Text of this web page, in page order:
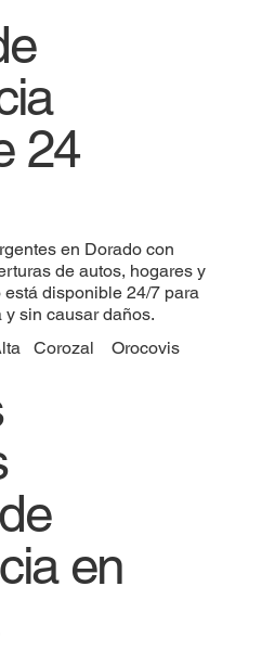
24
en Dorado con
de autos, hogares y
disponible 24/7 para
sin causar daños.
Corozal Orocovis
en